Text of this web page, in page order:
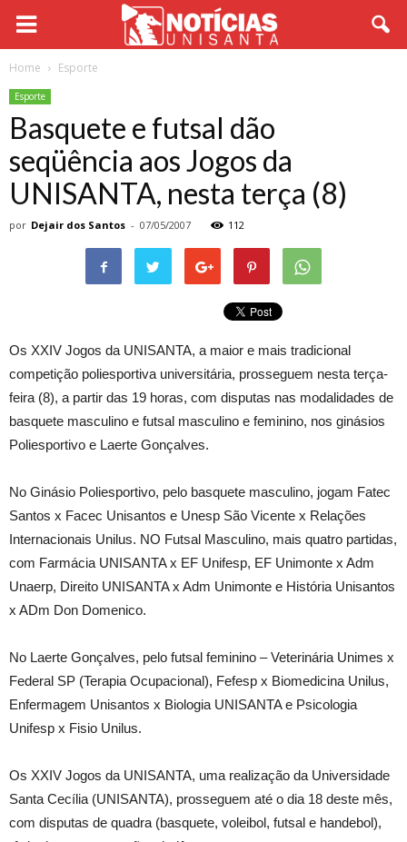
Home Esporte
Esporte
Basquete e futsal dão
seqüência aos Jogos da
UNISANTA, nesta terça (8)
por Dejair dos Santos - 07/05/2007 112
Os XXIV Jogos da UNISANTA, a maior e mais tradicional
competição poliesportiva universitária, prosseguem nesta terça-
feira (8), a partir das 19 horas, com disputas nas modalidades de
basquete masculino e futsal masculino e feminino, nos ginásios
Poliesportivo e Laerte Gonçalves.
No Ginásio Poliesportivo, pelo basquete masculino, jogam Fatec
Santos x Facec Unisantos e Unesp São Vicente x Relações
Internacionais Unilus. NO Futsal Masculino, mais quatro partidas,
com Farmácia UNISANTA x EF Unifesp, EF Unimonte x Adm
Unaerp, Direito UNISANTA x Adm Unimonte e História Unisantos
x ADm Don Domenico.
No Laerte Gonçalves, pelo futsal feminino – Veterinária Unimes x
Federal SP (Terapia Ocupacional), Fefesp x Biomedicina Unilus,
Enfermagem Unisantos x Biologia UNISANTA e Psicologia
Unifesp x Fisio Unilus.
Os XXIV Jogos da UNISANTA, uma realização da Universidade
Santa Cecília (UNISANTA), prosseguem até o dia 18 deste mês,
com disputas de quadra (basquete, voleibol, futsal e handebol),